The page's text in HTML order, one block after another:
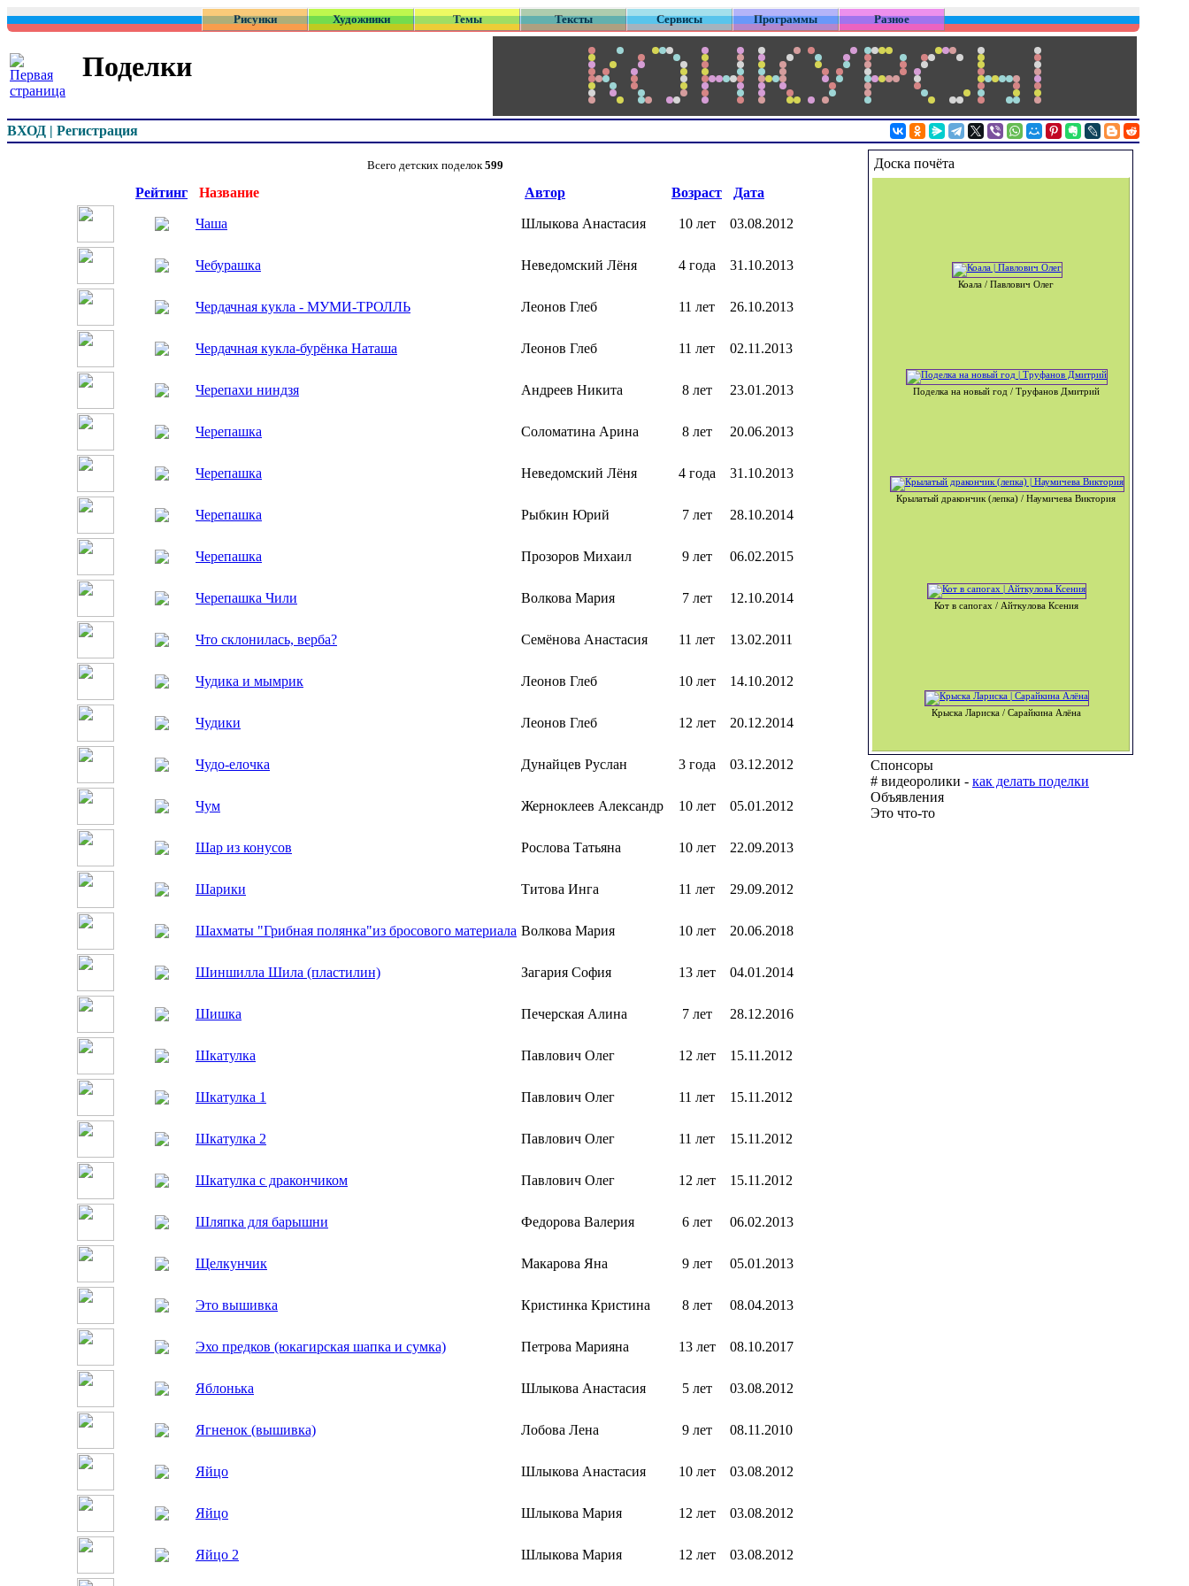
Рисунки Художники Темы Тексты Сервисы Программы Разное
Поделки
ВХОД | Регистрация
Всего детских поделок599
Рейтинг Название Автор Возраст Дата
Чаша Шлыкова Анастасия 10 лет 03.08.2012
Чебурашка Неведомский Лёня 4 года 31.10.2013
Чердачная кукла - МУМИ-ТРОЛЛЬ Леонов Глеб 11 лет 26.10.2013
Чердачная кукла-бурёнка Наташа Леонов Глеб 11 лет 02.11.2013
Черепахи ниндзя Андреев Никита 8 лет 23.01.2013
Черепашка Соломатина Арина 8 лет 20.06.2013
Черепашка Неведомский Лёня 4 года 31.10.2013
Черепашка Рыбкин Юрий 7 лет 28.10.2014
Черепашка Прозоров Михаил 9 лет 06.02.2015
Черепашка Чили Волкова Мария 7 лет 12.10.2014
Что склонилась, верба? Семёнова Анастасия 11 лет 13.02.2011
Чудика и мымрик Леонов Глеб 10 лет 14.10.2012
Чудики Леонов Глеб 12 лет 20.12.2014
Чудо-елочка Дунайцев Руслан 3 года 03.12.2012
Чум Жерноклеев Александр 10 лет 05.01.2012
Шар из конусов Рослова Татьяна 10 лет 22.09.2013
Шарики Титова Инга 11 лет 29.09.2012
Шахматы "Грибная полянка"из бросового материала Волкова Мария 10 лет 20.06.2018
Шиншилла Шила (пластилин) Загария София 13 лет 04.01.2014
Шишка Печерская Алина 7 лет 28.12.2016
Шкатулка Павлович Олег 12 лет 15.11.2012
Шкатулка 1 Павлович Олег 11 лет 15.11.2012
Шкатулка 2 Павлович Олег 11 лет 15.11.2012
Шкатулка с дракончиком Павлович Олег 12 лет 15.11.2012
Шляпка для барышни Федорова Валерия 6 лет 06.02.2013
Щелкунчик Макарова Яна 9 лет 05.01.2013
Это вышивка Кристинка Кристина 8 лет 08.04.2013
Эхо предков (юкагирская шапка и сумка) Петрова Марияна 13 лет 08.10.2017
Яблонька Шлыкова Анастасия 5 лет 03.08.2012
Ягненок (вышивка) Лобова Лена 9 лет 08.11.2010
Яйцо Шлыкова Анастасия 10 лет 03.08.2012
Яйцо Шлыкова Мария 12 лет 03.08.2012
Яйцо 2 Шлыкова Мария 12 лет 03.08.2012
Доска почёта
Коала / Павлович Олег
Поделка на новый год / Труфанов Дмитрий
Крылатый дракончик (лепка) / Наумичева Виктория
Кот в сапогах / Айткулова Ксения
Крыска Лариска / Сарайкина Алёна
Спонсоры
# видеоролики - как делать поделки
Объявления
Это что-то